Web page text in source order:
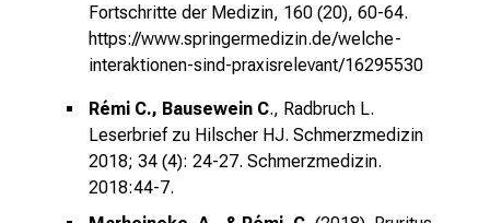
Fortschritte der Medizin, 160 (20), 60-64.
https://www.springermedizin.de/welche-
interaktionen-sind-praxisrelevant/16295530
Rémi C., Bausewein C., Radbruch L.
Leserbrief zu Hilscher HJ. Schmerzmedizin
2018; 34 (4): 24-27. Schmerzmedizin.
2018:44-7.